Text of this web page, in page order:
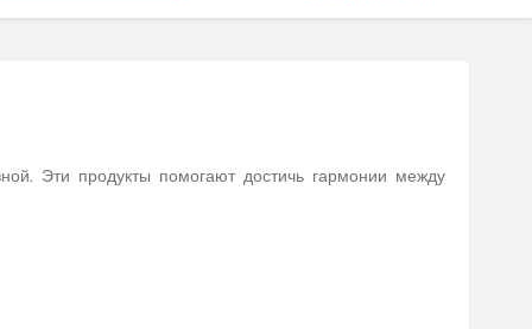
Эти продукты помогают достичь гармонии между